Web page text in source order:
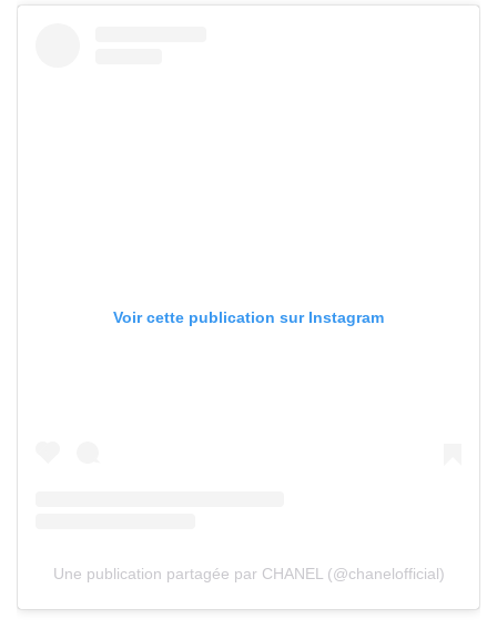
Voir cette publication sur Instagram
Une publication partagée par CHANEL (@chanelofficial)